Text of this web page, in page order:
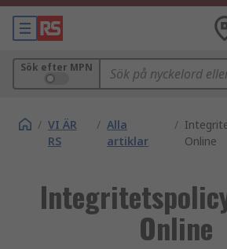
Sök efter MPN
/ VI ÄR
RS
/ Alla
artiklar
/
Online
Online